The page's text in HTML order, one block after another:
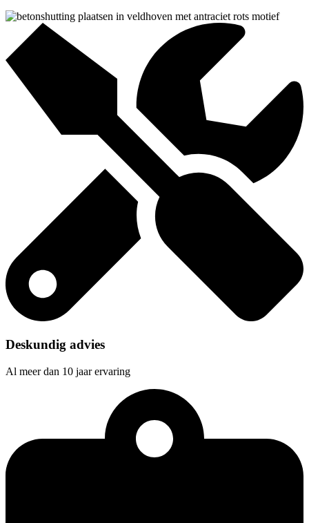
Deskundig advies
Al meer dan 10 jaar ervaring